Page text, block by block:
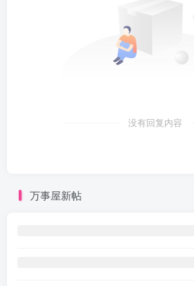
没有回复内容
万事屋新帖